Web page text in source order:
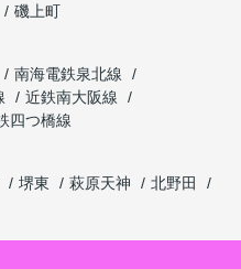
磯上町
南海電鉄泉北線
近鉄南大阪線
四つ橋線
堺東 萩原天神
北野田